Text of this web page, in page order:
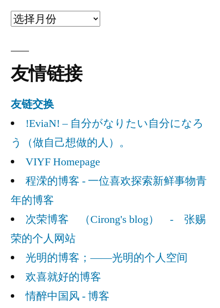
我
迹
友情链接
友链交换
!EviaN! – 自分がなりたい自分になろ
う（做自己想做的人）。
VIYF Homepage
程溁的博客 - 一位喜欢探索新鲜事物青
年的博客
次荣博客 （Cirong's blog） - 张赐
荣的个人网站
光明的博客；——光明的个人空间
欢喜就好的博客
情醉中国风 - 博客